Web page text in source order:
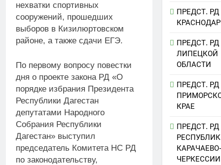
нехватки спортивных
сооружений, прошедших
выборов в Кизилюртовском
районе, а также сдачи ЕГЭ.
По первому вопросу повестки
дня о проекте закона РД «О
порядке избрания Президента
Республики Дагестан
депутатами Народного
Собрания Республики
Дагестан» выступил
председатель Комитета НС РД
по законодательству,
ПРЕДСТ. РД
ПРЕДСТ. РД
ЛИПЕЦКОЙ
ОБЛАСТИ
ПРЕДСТ. РД
КРАЕ
ПРЕДСТ. РД
КАРАЧАЕВО-
ЧЕРКЕССИИ